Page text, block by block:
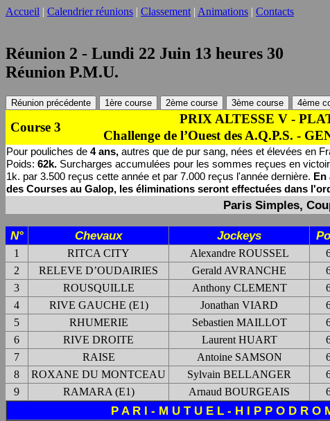
Accueil | Calendrier réunions | Classement | Animations | Contacts
Réunion 2 - Lundi 22 Juin 13 heures 30
Réunion P.M.U.
Réunion précédente 1ère course 2ème course 3ème course 4ème
Course 3
PRIX ALTESSE V -
Challenge de l’Ouest des A.Q.P.S. -
Pour pouliches de 4 ans, autres que de pur sang, nées et élevées en
Poids: 62k. Surcharges accumulées pour les sommes reçues en
1k. par 3.500 reçus cette année et par 7.000 reçus l'année dernière.
des Courses au Galop, les éliminations seront effectuées dans
Paris Simples,
N° Chevaux Jockeys
1 RITCA CITY Alexandre ROUSSEL
2 RELEVE D’OUDAIRIES Gerald AVRANCHE
3 ROUSQUILLE Anthony CLEMENT
4
RIVE GAUCHE (E1) Jonathan VIARD
5 RHUMERIE Sebastien MAILLOT
6 RIVE DROITE Laurent HUART
7 RAISE Antoine SAMSON
8 ROXANE DU MONTCEAU Sylvain BELLANGER
9 RAMARA (E1) Arnaud BOURGEAIS
P A R I - M U T U E L - H I P P O D R O